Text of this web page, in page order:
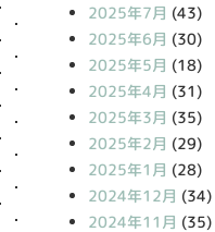
2025年7月 (43)
2025年6月 (30)
2025年5月 (18)
2025年4月 (31)
2025年3月 (35)
2025年2月 (29)
2025年1月 (28)
2024年12月 (34)
2024年11月 (35)